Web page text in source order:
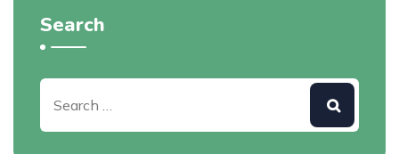
Search